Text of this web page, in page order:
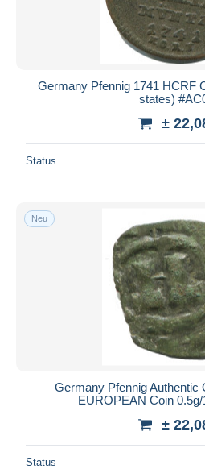
Germany Pfennig 1741 HCRF
states)
±
Status
Neu
Germany Pfennig Authentic
EUROPEAN Coin
±
Status